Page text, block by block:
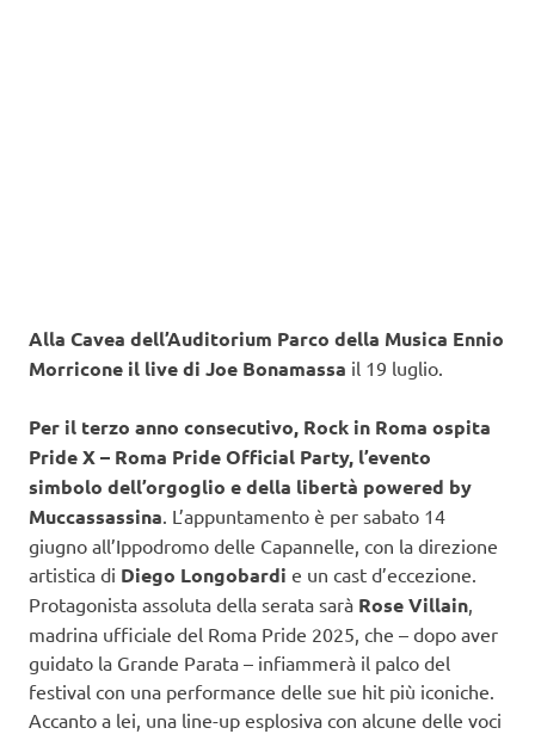
Alla Cavea dell’Auditorium Parco della Musica Ennio
Morricone il live di Joe Bonamassa il 19 luglio.
Per il terzo anno consecutivo, Rock in Roma ospita
Pride X – Roma Pride Official Party, l’evento
simbolo dell’orgoglio e della libertà powered by
Muccassassina . L’appuntamento è per sabato 14
giugno all’Ippodromo delle Capannelle, con la direzione
artistica di Diego Longobardi e un cast d’eccezione.
Protagonista assoluta della serata sarà Rose Villain
madrina ufficiale del Roma Pride 2025, che – dopo aver
guidato la Grande Parata – infiammerà il palco del
festival con una performance delle sue hit più iconiche.
Accanto a lei, una line-up esplosiva con alcune delle voci